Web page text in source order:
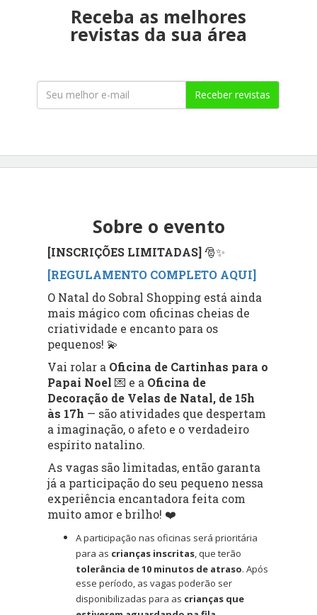
Receba as melhores
revistas da sua área
Receber revistas
Sobre o evento
[INSCRIÇÕES LIMITADAS] 🎅✨
[REGULAMENTO COMPLETO AQUI]
O Natal do Sobral Shopping está ainda
mais mágico com oficinas cheias de
criatividade e encanto para os
pequenos! 💫
Vai rolar a Oficina de Cartinhas para o
Papai Noel 💌 e a Oficina de
Decoração de Velas de Natal, de 15h
às 17h — são atividades que despertam
a imaginação, o afeto e o verdadeiro
espírito natalino.
As vagas são limitadas, então garanta
já a participação do seu pequeno nessa
experiência encantadora feita com
muito amor e brilho! ❤️
A participação nas oficinas será prioritária
para as crianças inscritas , que terão
tolerância de 10 minutos de atraso. Após
esse período, as vagas poderão ser
disponibilizadas para as crianças que